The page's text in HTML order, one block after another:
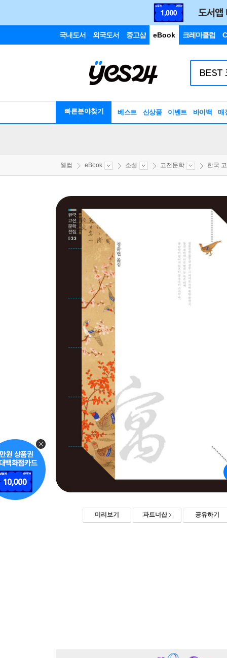
국내도서 외국도서 중고샵 eBook 크레마클럽
빠른분야찾기 베스트 신상품 이벤트 바이백 매
웰컴 eBook 소설 고전문학 한국
미리보기 파트너샵 공유하기